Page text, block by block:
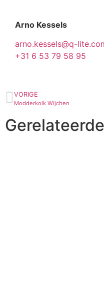
Arno Kessels
arno.kessels@q-
+31 6 53 79 58 95
VORIGE
Modderkolk Wijchen